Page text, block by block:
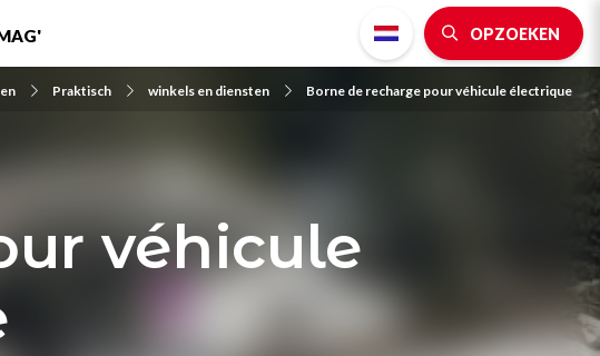
OPZOEKEN
Praktisch winkels en diensten Borne de recharge pour véhicule électrique
véhicule